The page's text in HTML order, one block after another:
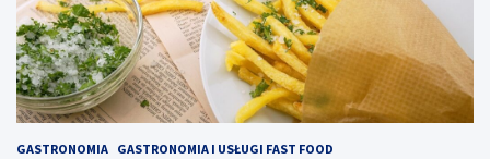
GASTRONOMIA GASTRONOMIA I USŁUGI FAST FOOD